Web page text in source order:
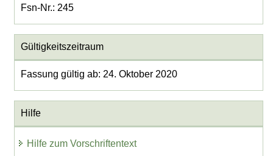
Fsn-Nr.: 245
Gültigkeitszeitraum
Fassung gültig ab: 24. Oktober 2020
Hilfe
Hilfe zum Vorschriftentext